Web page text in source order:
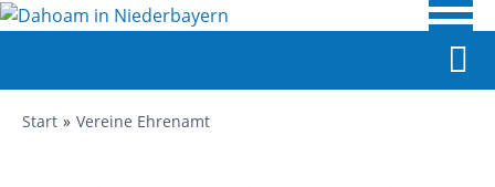
Start Vereine Ehrenamt